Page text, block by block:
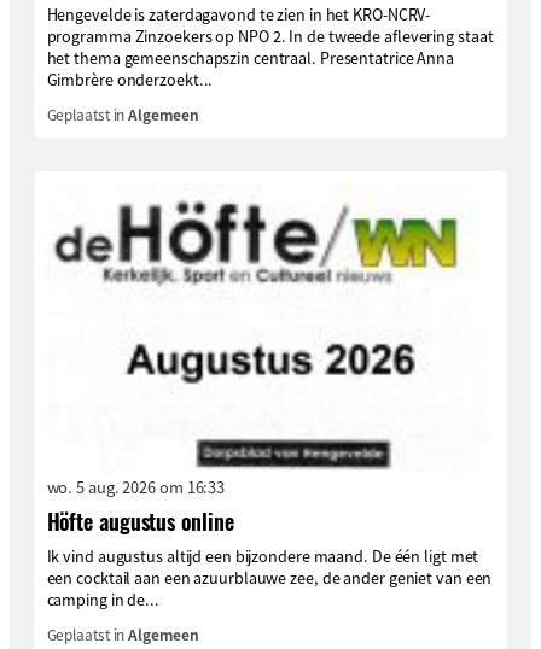
Hengevelde is zaterdagavond te zien in het KRO-NCRV-
programma Zinzoekers op NPO 2. In de tweede aflevering staat
het thema gemeenschapszin centraal. Presentatrice Anna
Gimbrère onderzoekt...
Geplaatst inAlgemeen
wo. 5 aug. 2026 om 16:33
Höfte augustus online
Ik vind augustus altijd een bijzondere maand. De één ligt met
een cocktail aan een azuurblauwe zee, de ander geniet van een
camping in de...
Geplaatst inAlgemeen